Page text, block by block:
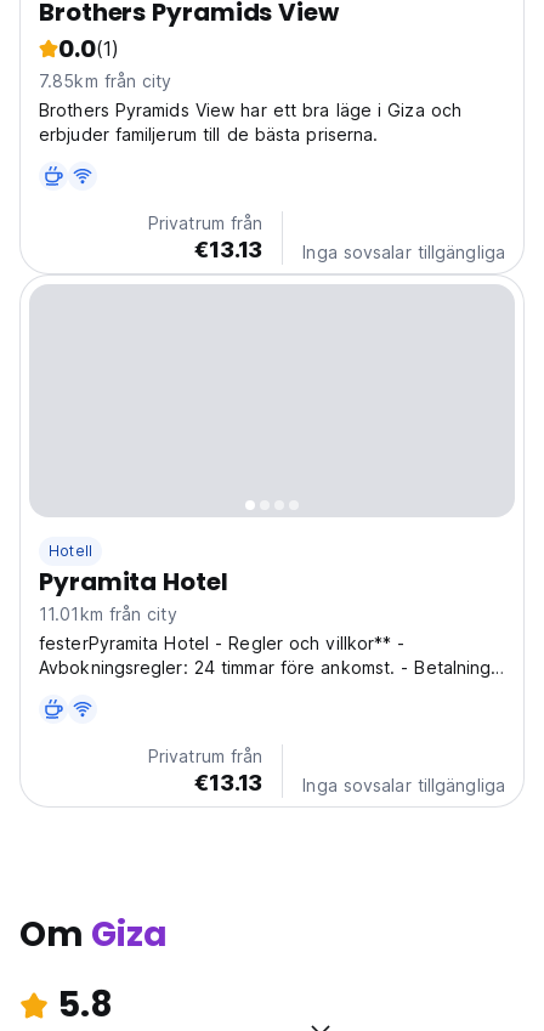
Brothers Pyramids View
0.0(1)
7.85km från city
Brothers Pyramids View har ett bra läge i Giza och
erbjuder familjerum till de bästa priserna.
Privatrum från
€13.13 Inga sovsalar tillgängliga
Hotell
Pyramita Hotel
11.01km från city
festerPyramita Hotel - Regler och villkor** -
Avbokningsregler: 24 timmar före ankomst. - Betalning
Incheckning från kl. 12.00 - Utcheckning före kl. 11.00.
**Frukost ingår.** **Allmän:** - 24-timmarsreception...
Privatrum från
€13.13 Inga sovsalar tillgängliga
Om Giza
5.8